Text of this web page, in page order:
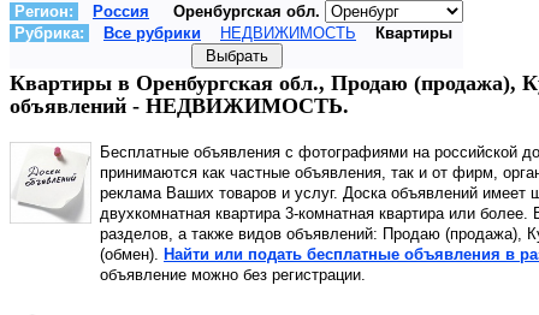
Регион: Россия
Оренбургская обл.
Рубрика:
Все рубрики НЕДВИЖИМОСТЬ Квартиры
Квартиры в Оренбургская обл., Продаю (продажа),
объявлений - НЕДВИЖИМОСТЬ.
Бесплатные объявления с фотографиями на российской
принимаются как частные объявления, так и от фирм,
реклама Ваших товаров и услуг. Доска объявлений имеет
двухкомнатная квартира 3-комнатная квартира или
разделов, а также видов объявлений: Продаю
(обмен). Найти или подать бесплатные объявления в
объявление можно без регистрации.